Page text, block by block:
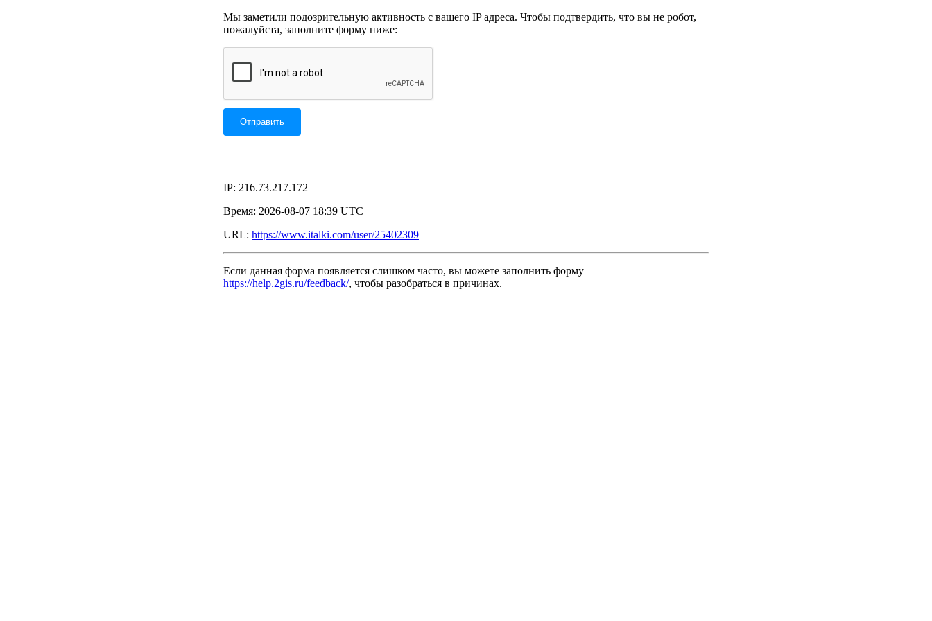
Мы заметили подозрительную активность с вашего IP адреса. Чтобы подтвердить, что вы не робот,
пожалуйста, заполните форму ниже:
IP: 216.73.217.172
Время: 2026-08-07 18:39 UTC
URL: https://www.italki.com/user/25402309
Если данная форма появляется слишком часто, вы можете заполнить форму
https://help.2gis.ru/feedback/, чтобы разобраться в причинах.